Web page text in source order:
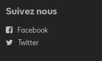
Suivez nous
Facebook
Twitter